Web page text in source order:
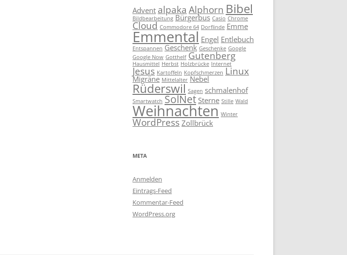
Advent alpaka Alphorn Bibel
Bildbearbeitung Bürgerbus Casio Chrome
Cloud Commodore 64 Dorflinde Emme
Emmental Engel Entlebuch
Entspannen Geschenk Geschenke Google
Google Now Gotthelf Gutenberg
Hausmittel Herbst Holzbrücke Internet
Jesus Kartoffeln Kopfschmerzen Linux
Migräne Mittelalter Nebel
Rüderswil Sagen schmalenhof
Smartwatch SolNet Sterne Stille Wald
Weihnachten Winter
WordPress Zollbrück
META
Anmelden
Eintrags-Feed
Kommentar-Feed
WordPress.org